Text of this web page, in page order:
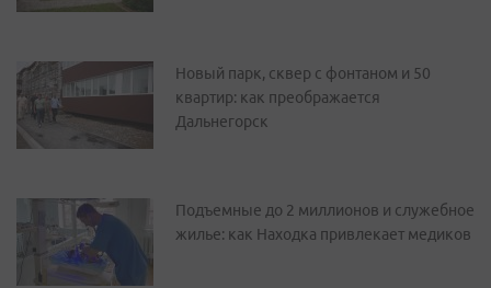
Новый парк, сквер с фонтаном и 50
квартир: как преображается
Дальнегорск
Подъемные до 2 миллионов и служебное
жилье: как Находка привлекает медиков